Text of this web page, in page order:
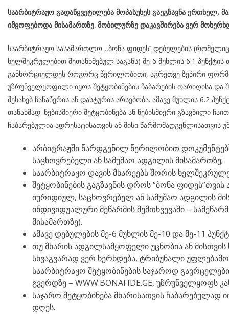
საარბიტრაჟო გადაწყვეტილება მოპასუხეს გაეგზავნა ერთხელ,
იმყოფებოდა მისამართზე. მობილურზე დაკავშირება ვერ
საარბიტრაჟო სასამართლო ,,ბონა ფიდეს’’ დებულების
ხელშეკრულებით შეთანხმებულ საგანს) მე-6 მუხლის 6.1 პუნქტის
განხორციელდეს როგორც წერილობითი, აგრეთვე ზეპირი
უზრუნველყოფილი იყოს შეტყობინების ჩაბარების თარიღისა და
შესახებ ჩანაწერის ან დასტურის არსებობა. ამავე მუხლის 6.2
თანახმად: ნებისმიერი შეტყობინება ან ნებისმიერი გზავნილი
ჩაბარებულია ადრესატისათვის ან მისი
არბიტრაჟში წარდგენილ წერილობით
საცხოვრებელი ან სამუშაო ადგილის მისამართზე;
საარბიტრაჟო დავის მხარეებს შორის
შეტყობინების გაგზავნის დროს “ბონა
იურიდიულ, საცხოვრებელ ან სამუშაო ადგილის
ინდივიდუალური მეწარმის შემთხვევაში –
მისამართზე).
ამავე დებულების მე-6 მუხლის მე-10 და მე-11
თუ მხარის ადგილსამყოფელი უცნობია ან მისთვის
სხვაგვარად ვერ ხერხდება, ტრიბუნალი
საარბიტრაჟო შეტყობინების საჯაროდ
გვერდზე – WWW.BONAFIDE.GE, უზრუნველყოფს
საჯარო შეტყობინება მხარისათვის ჩაბარებულად
დღეს.